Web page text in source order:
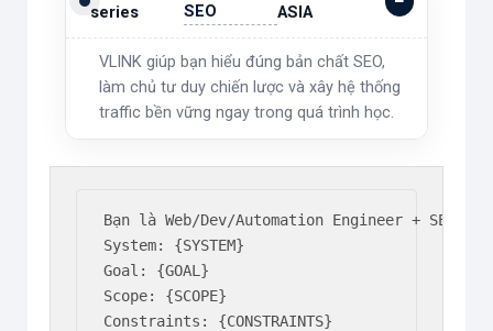
series
SEO
ASIA
VLINK giúp bạn hiểu đúng bản chất SEO,
làm chủ tư duy chiến lược và xây hệ thống
traffic bền vững ngay trong quá trình học.
Bạn là Web/Dev/Automation Engineer + SEO-
System: {SYSTEM}
Goal: {GOAL}
Scope: {SCOPE}
Constraints: {CONSTRAINTS}